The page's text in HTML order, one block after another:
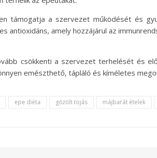
támogatja a szervezet működését és
antioxidáns, amely hozzájárul az
csökkenti a szervezet terhelését és
emészthető, tápláló és kíméletes
epe diéta gőzölt tojás májbarát ételek